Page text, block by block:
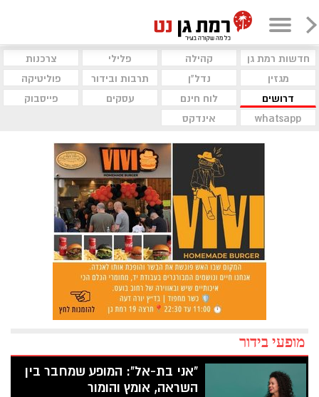
חדשות רמת גן קהילה פלילי
צרכנות
מגזין
נדל"ן תרבות ובידור
פוליטיקה
דרושים
לוח חינם עסקים
פייסבוק
whatsapp
אינדקס
מופעי בידור
"אני בת-אל": המופע שמחבר בין
השראה, אומץ והומור